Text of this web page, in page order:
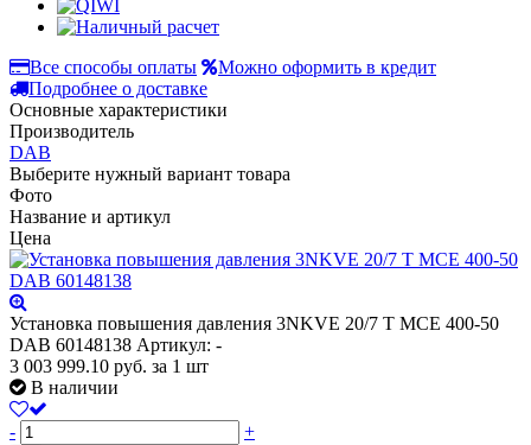
Все способы оплаты
Можно оформить в кредит
Подробнее о доставке
Основные характеристики
Производитель
DAB
Выберите нужный вариант товара
Фото
Название и артикул
Цена
Установка повышения давления 3NKVE 20/7 T MCE 400-50
DAB 60148138 Артикул: -
3 003 999.10 руб. за 1 шт
В наличии
- +